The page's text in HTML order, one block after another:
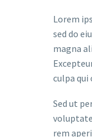
Lorem
sed do
magna
culpa
Sed ut
rem